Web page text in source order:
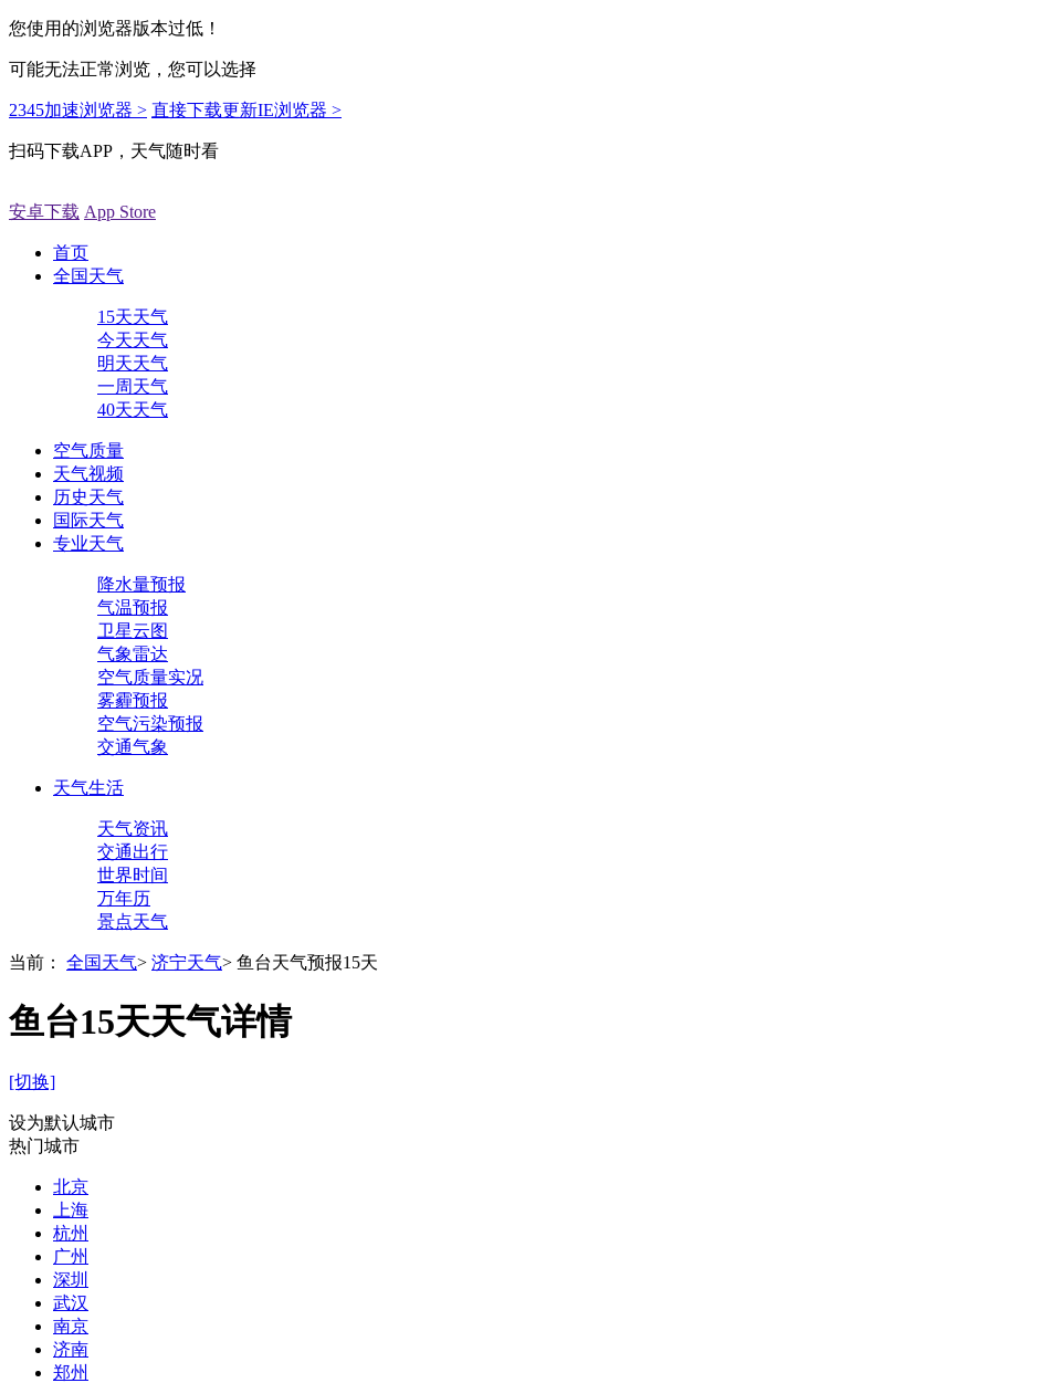
您使用的浏览器版本过低！
可能无法正常浏览，您可以选择
2345加速浏览器 > 直接下载更新IE浏览器 >
扫码下载APP，天气随时看
安卓下载 App Store
首页
全国天气
15天天气
今天天气
明天天气
一周天气
40天天气
空气质量
天气视频
历史天气
国际天气
专业天气
降水量预报
气温预报
卫星云图
气象雷达
空气质量实况
雾霾预报
空气污染预报
交通气象
天气生活
天气资讯
交通出行
世界时间
万年历
景点天气
当前： 全国天气> 济宁天气> 鱼台天气预报15天
鱼台15天天气详情
[切换]
设为默认城市
热门城市
北京
上海
杭州
广州
深圳
武汉
南京
济南
郑州